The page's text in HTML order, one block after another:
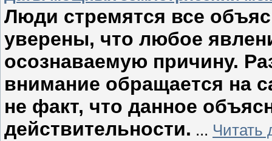
Люди стремятся все
уверены, что любое
осознаваемую причину.
внимание обращается на
не факт, что данное
действительности. ... Читать